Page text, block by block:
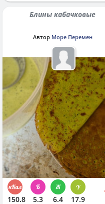
Блины кабачковые
Автор Море Перемен
150.8 5.3 6.4 17.9